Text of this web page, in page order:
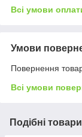
Всі умови
Умови
Повернення
Всі умови
Подібні